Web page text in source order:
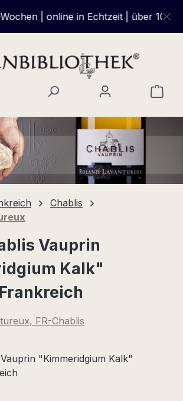
| online in Echtzeit | über 100
Chablis
Vauprin
Kalk"
FR-Chablis